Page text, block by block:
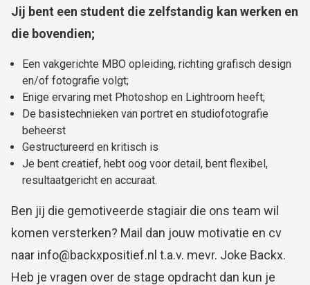
Jij bent een student die zelfstandig kan werken en
die bovendien;
Een vakgerichte MBO opleiding, richting grafisch design
en/of fotografie volgt;
Enige ervaring met Photoshop en Lightroom heeft;
De basistechnieken van portret en studiofotografie
beheerst
Gestructureerd en kritisch is
Je bent creatief, hebt oog voor detail, bent flexibel,
resultaatgericht en accuraat.
Ben jij die gemotiveerde stagiair die ons team wil
komen versterken? Mail dan jouw motivatie en cv
naar info@backxpositief.nl t.a.v. mevr. Joke Backx.
Heb je vragen over de stage opdracht dan kun je